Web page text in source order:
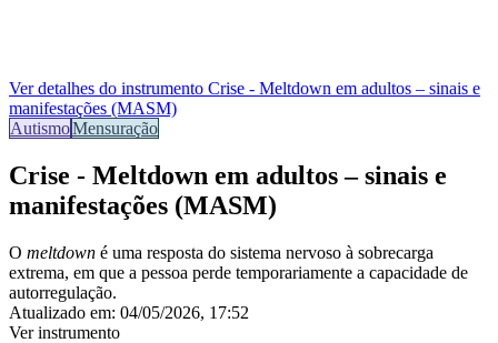
Ver detalhes do instrumento Crise - Meltdown em adultos – sinais e
manifestações (MASM)
AutismoMensuração
Crise - Meltdown em adultos – sinais e
manifestações (MASM)
O meltdown é uma resposta do sistema nervoso à sobrecarga
extrema, em que a pessoa perde temporariamente a capacidade de
autorregulação.
Atualizado em: 04/05/2026, 17:52
Ver instrumento